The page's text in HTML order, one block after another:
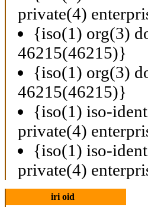
private(4)
{iso(1) org(3)
46215(46215)}
{iso(1) org(3)
46215(46215)}
{iso(1) iso-
private(4)
{iso(1) iso-
private(4)
iri oid